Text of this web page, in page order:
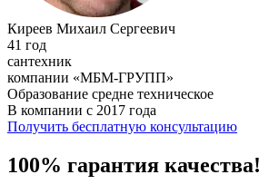
Киреев Михаил Сергеевич
41 год
сантехник
компании «МБМ-ГРУПП»
Образование средне техническое
В компании с 2017 года
Получить бесплатную консультацию
100% гарантия качества!